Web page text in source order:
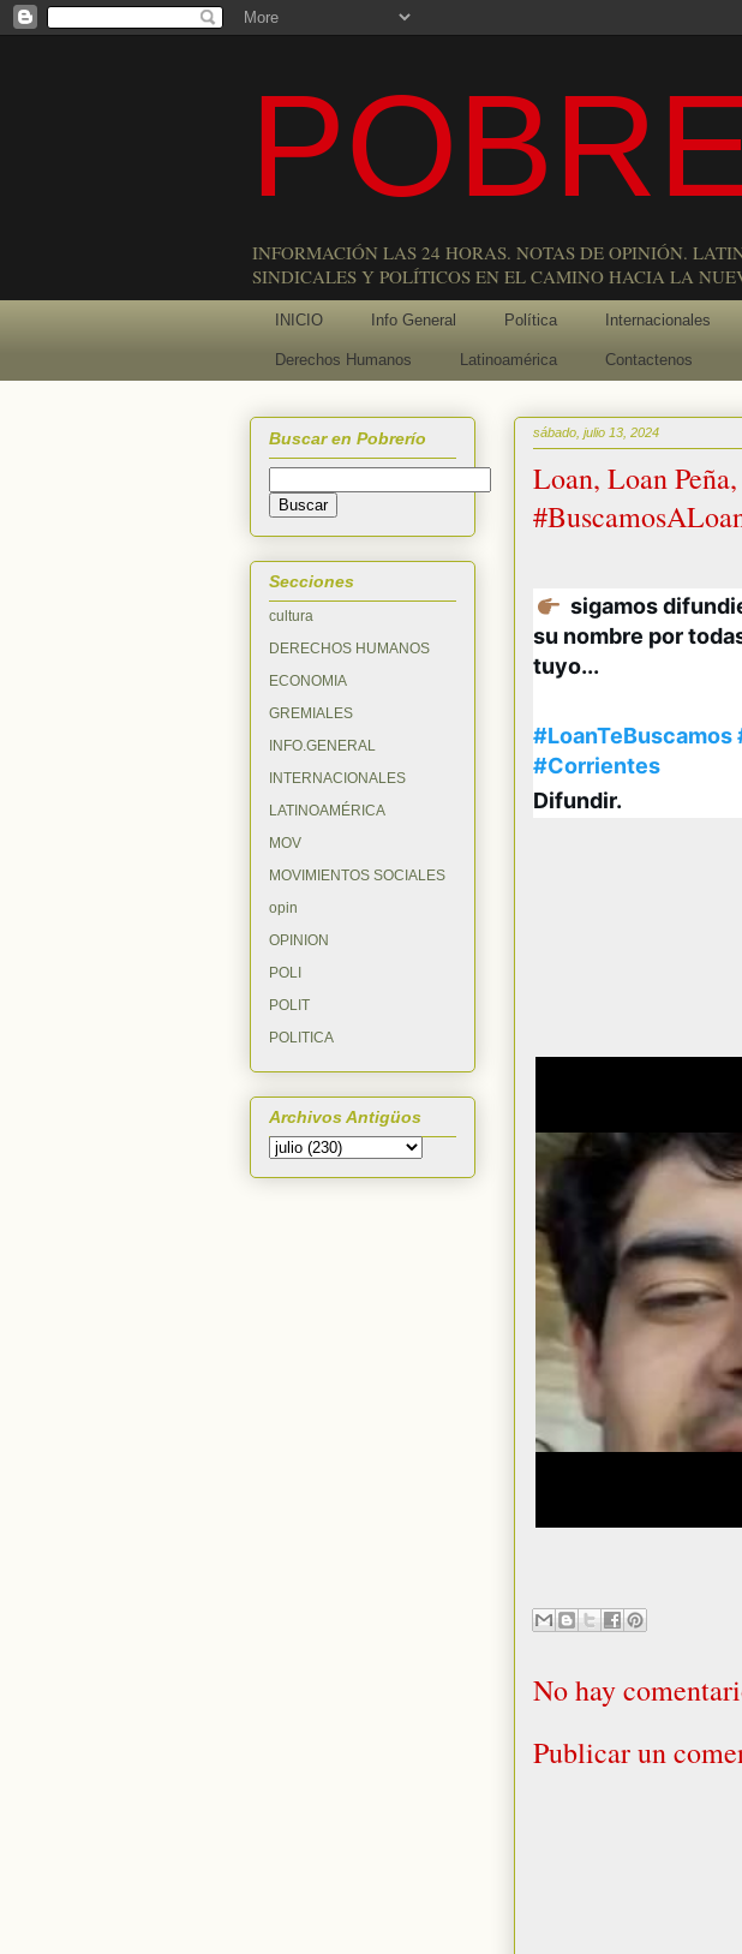
INFORMACIÓN LAS 24 HORAS. NOTAS DE OPINIÓN.
SINDICALES Y POLÍTICOS EN EL CAMINO HACIA LA
INICIO Info General Política Internacionales
Derechos Humanos Latinoamérica Contactenos
sábado, julio 13, 2024
Loan, Loan
👉🏾 sigamos
su nombre por
tuyo...
#LoanTeBuscamos
#Corrientes
Difundir.
No hay
Publicar un
Buscar en Pobrerío
Secciones
cultura
DERECHOS HUMANOS
ECONOMIA
GREMIALES
INFO.GENERAL
INTERNACIONALES
LATINOAMÉRICA
MOV
MOVIMIENTOS SOCIALES
opin
OPINION
POLI
POLIT
POLITICA
Archivos Antigüos